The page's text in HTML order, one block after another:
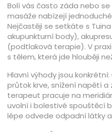
Bolí vás často záda nebo
masáže nabízejí
Nejčastěji se setkáte s
akupunkturní body),
(podtlaková terapie). V
s tělem, která jde hlouběji
Hlavní výhody jsou
průtok krve, snížení napětí a
terapeut pracuje na
uvolní i bolestivé spouštěcí
lépe odvede odpadní látky